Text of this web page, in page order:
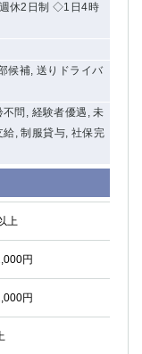
休2日制 ◇1日4時
候補, 送りドライバ
問, 経験者優遇, 未
, 制服貸与, 社保完
上
円
円